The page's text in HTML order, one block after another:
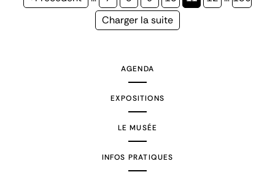
Page
Charger la suite
AGENDA
EXPOSITIONS
LE MUSÉE
INFOS PRATIQUES